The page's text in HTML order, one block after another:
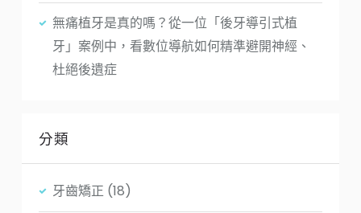
無痛植牙是真的嗎？從一位「後牙導引式植
牙」案例中，看數位導航如何精準避開神經、
杜絕後遺症
分類
牙齒矯正 (18)